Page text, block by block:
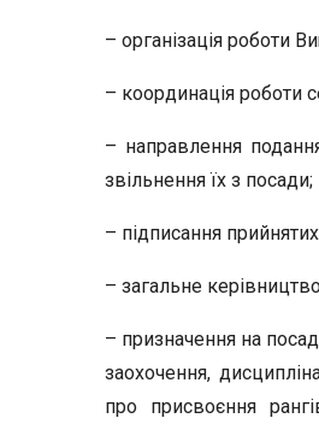
– організація роботи
– координація роботи
– направлення
звільнення їх з посади;
– підписання
– загальне
– призначення на
заохочення,
про присвоєння